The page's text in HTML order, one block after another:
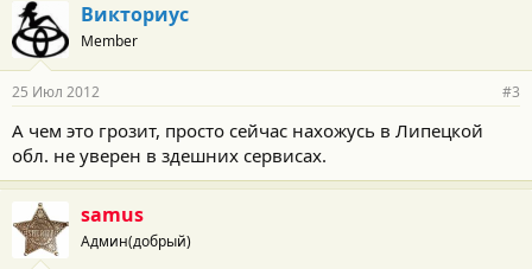
Викториус
Member
25 Июл 2012 #3
А чем это грозит, просто сейчас нахожусь в Липецкой
обл. не уверен в здешних сервисах.
samus
Админ(добрый)